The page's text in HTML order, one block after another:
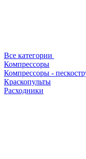
Все категории
Компрессоры
Компрессоры -
Краскопульты
Расходники